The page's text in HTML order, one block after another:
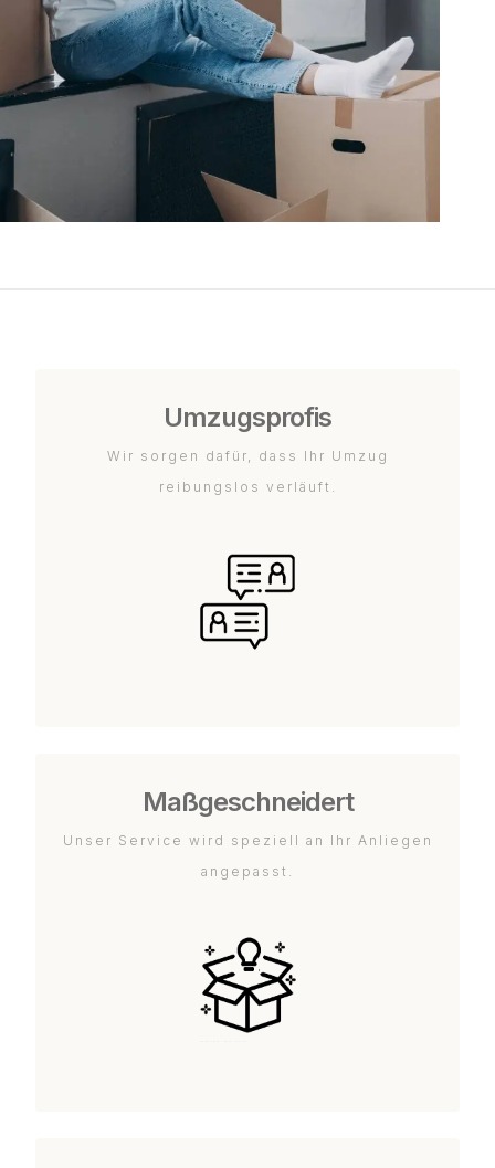
Umzugsprofis
Wir sorgen dafür, dass Ihr Umzug
reibungslos verläuft.
Maßgeschneidert
Unser Service wird speziell an Ihr Anliegen
angepasst.